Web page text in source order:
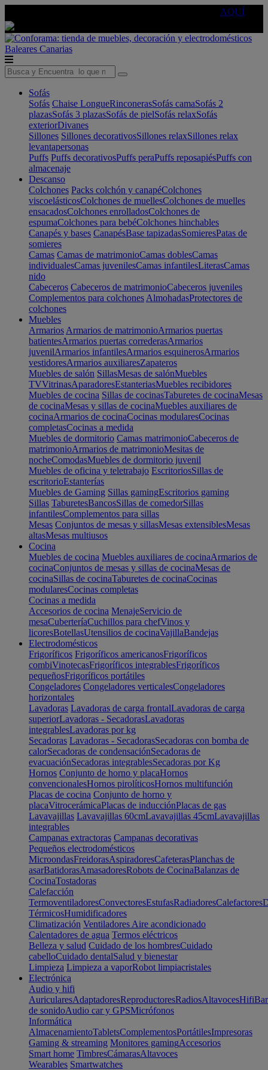
AQUÍ
Baleares Canarias
Sofás
Sofás Chaise LongueRinconerasSofás camaSofás 2
plazasSofás 3 plazasSofás de pielSofás relaxSofás
exteriorDivanes
Sillones Sillones decorativosSillones relaxSillones relax
levantapersonas
Puffs Puffs decorativosPuffs peraPuffs reposapiésPuffs con
almacenaje
Descanso
Colchones Packs colchón y canapéColchones
viscoelásticosColchones de muellesColchones de muelles
ensacadosColchones enrolladosColchones de
espumaColchones para bebéColchones hinchables
Canapés y bases CanapésBase tapizadasSomieresPatas de
somieres
Camas Camas de matrimonioCamas doblesCamas
individualesCamas juvenilesCamas infantilesLiterasCamas
nido
Cabeceros Cabeceros de matrimonioCabeceros juveniles
Complementos para colchones AlmohadasProtectores de
colchones
Muebles
Armarios Armarios de matrimonioArmarios puertas
batientesArmarios puertas correderasArmarios
juvenilArmarios infantilesArmarios esquinerosArmarios
vestidoresArmarios auxiliaresZapateros
Muebles de salón SillasMesas de salónMuebles
TVVitrinasAparadoresEstanteriasMuebles recibidores
Muebles de cocina Sillas de cocinasTaburetes de cocinaMesas
de cocinaMesas y sillas de cocinaMuebles auxiliares de
cocinaArmarios de cocinaCocinas modularesCocinas
completasCocinas a medida
Muebles de dormitorio Camas matrimonioCabeceros de
matrimonioArmarios de matrimonioMesitas de
nocheComodasMuebles de dormitorio juvenil
Muebles de oficina y teletrabajo EscritoriosSillas de
escritorioEstanterías
Muebles de Gaming Sillas gamingEscritorios gaming
Sillas TaburetesBancosSillas de comedorSillas
infantilesComplementos para sillas
Mesas Conjuntos de mesas y sillasMesas extensiblesMesas
altasMesas multiusos
Cocina
Muebles de cocina Muebles auxiliares de cocinaArmarios de
cocinaConjuntos de mesas y sillas de cocinaMesas de
cocinaSillas de cocinaTaburetes de cocinaCocinas
modularesCocinas completas
Cocinas a medida
Accesorios de cocina MenajeServicio de
mesaCuberteríaCuchillos para chefVinos y
licoresBotellasUtensilios de cocinaVajillaBandejas
Electrodomésticos
Frigoríficos Frigoríficos americanosFrigoríficos
combiVinotecasFrigoríficos integrablesFrigoríficos
pequeñosFrigoríficos portátiles
Congeladores Congeladores verticalesCongeladores
horizontales
Lavadoras Lavadoras de carga frontalLavadoras de carga
superiorLavadoras - SecadorasLavadoras
integrablesLavadoras por kg
Secadoras Lavadoras - SecadorasSecadoras con bomba de
calorSecadoras de condensaciónSecadoras de
evacuaciónSecadoras integrablesSecadoras por Kg
Hornos Conjunto de horno y placaHornos
convencionalesHornos pirolíticosHornos multifunción
Placas de cocina Conjunto de horno y
placaVitrocerámicaPlacas de inducciónPlacas de gas
Lavavajillas Lavavajillas 60cmLavavajillas 45cmLavavajillas
integrables
Campanas extractoras Campanas decorativas
Pequeños electrodomésticos
MicroondasFreidorasAspiradoresCafeterasPlanchas de
asarBatidorasAmasadoresRobots de CocinaBalanzas de
CocinaTostadoras
Calefacción
TermoventiladoresConvectoresEstufasRadiadoresCalefactores
TérmicosHumidificadores
Climatización Ventiladores Aire acondicionado
Calentadores de agua Termos eléctricos
Belleza y salud Cuidado de los hombresCuidado
cabelloCuidado dentalSalud y bienestar
Limpieza Limpieza a vaporRobot limpiacristales
Electrónica
Audio y hifi
AuricularesAdaptadoresReproductoresRadiosAltavocesHifi
de sonidoAudio car y GPSMicrófonos
Informática
AlmacenamientoTabletsComplementosPortátilesImpresoras
Gaming & streaming Monitores gamingAccesorios
Smart home TimbresCámarasAltavoces
Wearables Smartwatches